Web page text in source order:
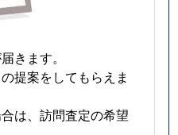
きます。
提案をしてもらえま
は、訪問査定の希望